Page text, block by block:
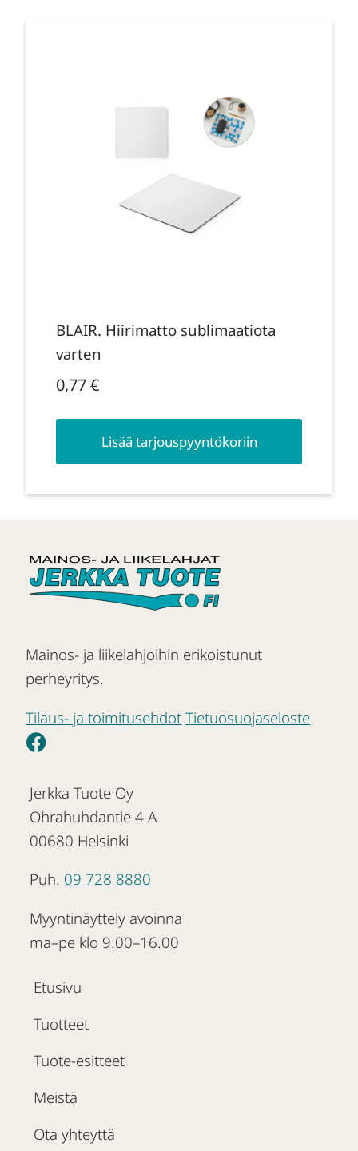
BLAIR. Hiirimatto sublimaatiota
varten
0,77€
Lisää tarjouspyyntökoriin
Mainos- ja liikelahjoihin erikoistunut
perheyritys.
Tilaus- ja toimitusehdot Tietuosuojaseloste
Jerkka Tuote Oy
Ohrahuhdantie 4 A
00680 Helsinki
Puh. 09 728 8880
Myyntinäyttely avoinna
ma–pe klo 9.00–16.00
Etusivu
Tuotteet
Tuote-esitteet
Meistä
Ota yhteyttä